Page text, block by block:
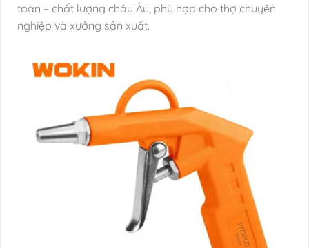
toàn – chất lượng châu Âu, phù hợp cho thợ chuyên
nghiệp và xưởng sản xuất.